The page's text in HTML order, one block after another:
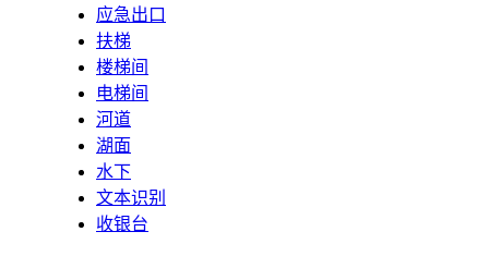
应急出口
扶梯
楼梯间
电梯间
河道
湖面
水下
文本识别
收银台